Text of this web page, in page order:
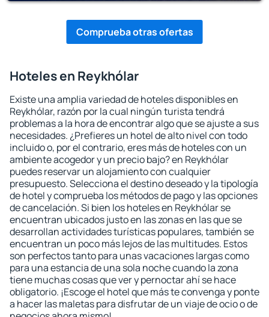
Comprueba otras ofertas
Hoteles en Reykhólar
Existe una amplia variedad de hoteles disponibles en
Reykhólar, razón por la cual ningún turista tendrá
problemas a la hora de encontrar algo que se ajuste a sus
necesidades. ¿Prefieres un hotel de alto nivel con todo
incluido o, por el contrario, eres más de hoteles con un
ambiente acogedor y un precio bajo? en Reykhólar
puedes reservar un alojamiento con cualquier
presupuesto. Selecciona el destino deseado y la tipología
de hotel y comprueba los métodos de pago y las opciones
de cancelación. Si bien los hoteles en Reykhólar se
encuentran ubicados justo en las zonas en las que se
desarrollan actividades turísticas populares, también se
encuentran un poco más lejos de las multitudes. Estos
son perfectos tanto para unas vacaciones largas como
para una estancia de una sola noche cuando la zona
tiene muchas cosas que ver y pernoctar ahí se hace
obligatorio. ¡Escoge el hotel que más te convenga y ponte
a hacer las maletas para disfrutar de un viaje de ocio o de